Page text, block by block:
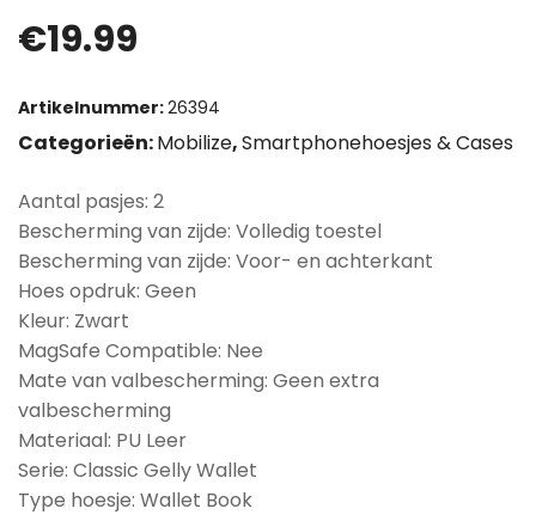
€19.99
Artikelnummer:26394
Categorieën:Mobilize,Smartphonehoesjes & Cases
Aantal pasjes: 2
Bescherming van zijde: Volledig toestel
Bescherming van zijde: Voor- en achterkant
Hoes opdruk: Geen
Kleur: Zwart
MagSafe Compatible: Nee
Mate van valbescherming: Geen extra
valbescherming
Materiaal: PU Leer
Serie: Classic Gelly Wallet
Type hoesje: Wallet Book